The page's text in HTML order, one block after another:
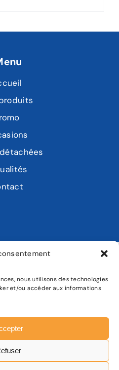
nous utilisons des technologies
et/ou accéder aux informations
confidentialité
de site